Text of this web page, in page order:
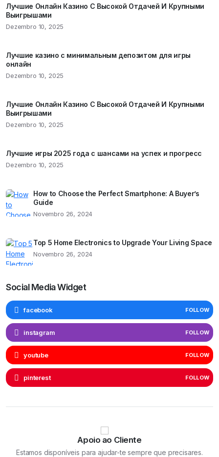
Лучшие Онлайн Казино С Высокой Отдачей И Крупными
Выигрышами
Dezembro 10, 2025
Лучшие казино с минимальным депозитом для игры
онлайн
Dezembro 10, 2025
Лучшие Онлайн Казино С Высокой Отдачей И Крупными
Выигрышами
Dezembro 10, 2025
Лучшие игры 2025 года с шансами на успех и прогресс
Dezembro 10, 2025
How to Choose the Perfect Smartphone: A Buyer’s
Guide
Novembro 26, 2024
Top 5 Home Electronics to Upgrade Your Living Space
Novembro 26, 2024
Social Media Widget
facebook FOLLOW
instagram FOLLOW
youtube FOLLOW
pinterest FOLLOW
Apoio ao Cliente
Estamos disponíveis para ajudar-te sempre que precisares.